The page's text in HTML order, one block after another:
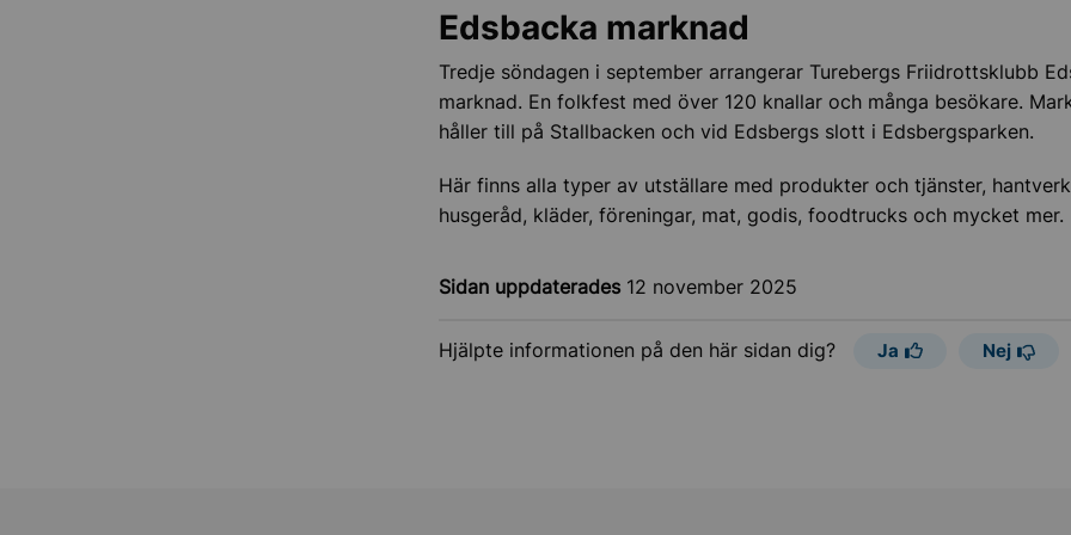
Edsbacka marknad
Tredje söndagen i september arrangerar Turebergs Friidrottsklubb
marknad. En folkfest med över 120 knallar och många besökare.
håller till på Stallbacken och vid Edsbergs slott i Edsbergsparken.
Här finns alla typer av utställare med produkter och tjänster,
husgeråd, kläder, föreningar, mat, godis, foodtrucks och mycket mer.
Sidan uppdaterades 12 november 2025
Hjälpte informationen på den här sidan dig? Ja Nej